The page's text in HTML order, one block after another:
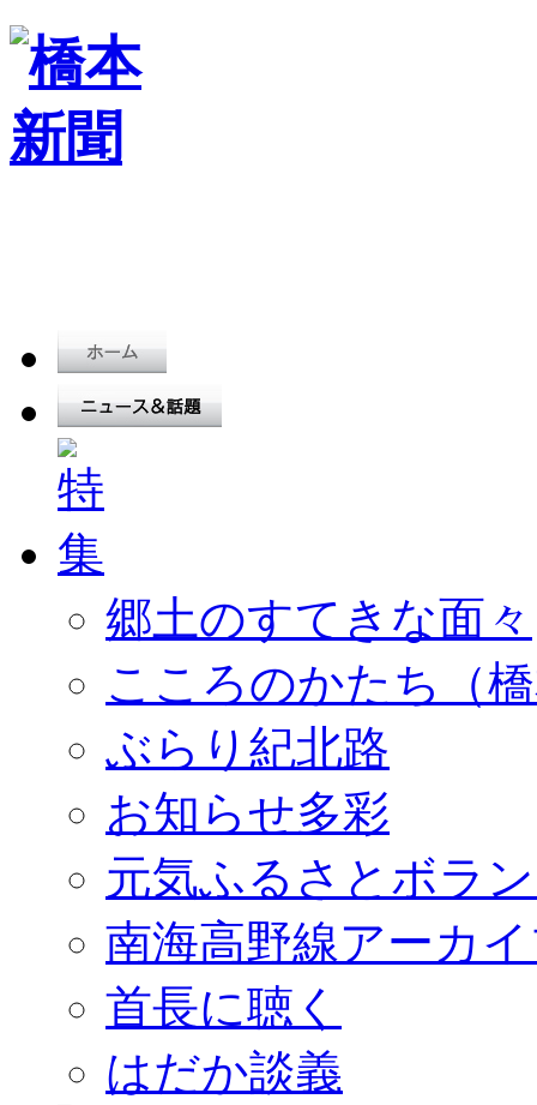
郷土のすてきな面々
こころのかたち（
ぶらり紀北路
お知らせ多彩
元気ふるさとボラ
南海高野線アーカ
首長に聴く
はだか談義